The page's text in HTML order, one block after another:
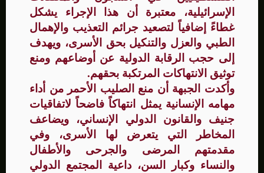
الإسرائيلية، معتبرة أن هذا الإجراء يشكل
غطاءً إضافياً لتصعيد جرائم التعذيب والإهمال
الطبي والعزل والتنكيل بحق الأسرى، ويهدف
إلى حجب الرقابة الدولية عن أوضاعهم ومنع
توثيق الانتهاكات المرتكبة بحقهم.
وأكدت الجبهة أن منع الصليب الأحمر من أداء
مهامه الإنسانية يمثل انتهاكاً فاضحاً لاتفاقيات
جنيف والقانون الدولي الإنساني، ويضاعف
المخاطر التي يتعرض لها الأسرى، وفي
مقدمتهم المرضى والجرحى والأطفال
والنساء وكبار السن، داعية المجتمع الدولي